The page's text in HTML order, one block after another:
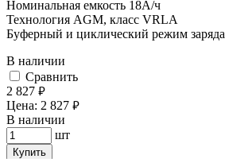
Номинальная емкость 18A/ч
Технология AGM, класс VRLA
Буферный и циклический режим заряда
В наличии
Cравнить
2 827 руб.
Цена: 2 827 руб.
В наличии
шт
Купить